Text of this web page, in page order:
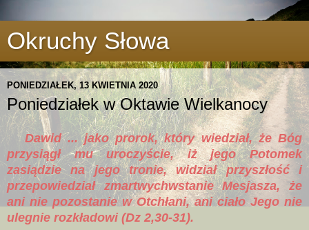
Okruchy Słowa
PONIEDZIAŁEK, 13 KWIETNIA 2020
Poniedziałek w Oktawie Wielkanocy
Dawid ... jako prorok, który wiedział, że Bóg
przysiągł mu uroczyście, iż jego Potomek
zasiądzie na jego tronie, widział przyszłość i
przepowiedział zmartwychwstanie Mesjasza, że
ani nie pozostanie w Otchłani, ani ciało Jego nie
ulegnie rozkładowi (Dz 2,30-31).